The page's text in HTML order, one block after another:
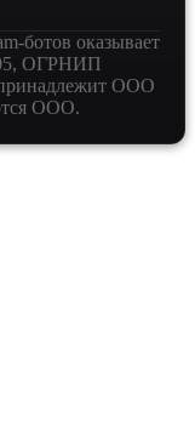
ботов оказывает
, ОГРНИП
ООО
ООО.